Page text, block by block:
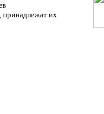
принадлежат их